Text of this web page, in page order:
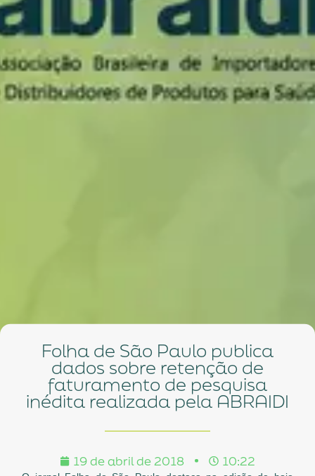
Folha de São Paulo publica
dados sobre retenção de
faturamento de pesquisa
inédita realizada pela ABRAIDI
19 de abril de 2018 10:22